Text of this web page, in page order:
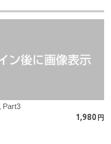
Part3
1,980 円